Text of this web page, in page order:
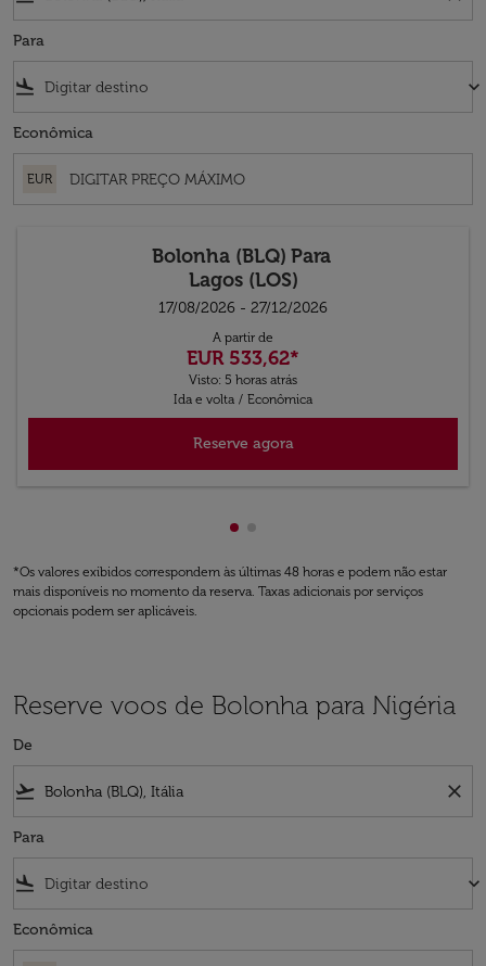
Para
flight_land keyboard_arrow_down
Econômica
EUR
Bolonha (BLQ) Para
Lagos (LOS)
17/08/2026 - 27/12/2026
A partir de
EUR 533,62*
Visto: 5 horas atrás
Ida e volta / Econômica
Reserve agora
Mostrando de cmp-
Mostrando de cmp-
*Os valores exibidos correspondem às últimas 48 horas e podem não estar
mais disponíveis no momento da reserva. Taxas adicionais por serviços
opcionais podem ser aplicáveis.
Reserve voos de Bolonha para Nigéria
De
flight_takeoff close
Para
flight_land keyboard_arrow_down
Econômica